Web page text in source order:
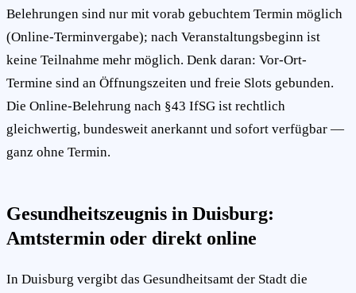
Belehrungen sind nur mit vorab gebuchtem Termin möglich
(Online-Terminvergabe); nach Veranstaltungsbeginn ist
keine Teilnahme mehr möglich. Denk daran: Vor-Ort-
Termine sind an Öffnungszeiten und freie Slots gebunden.
Die Online-Belehrung nach §43 IfSG ist rechtlich
gleichwertig, bundesweit anerkannt und sofort verfügbar —
ganz ohne Termin.
Gesundheitszeugnis in Duisburg:
Amtstermin oder direkt online
In Duisburg vergibt das Gesundheitsamt der Stadt die